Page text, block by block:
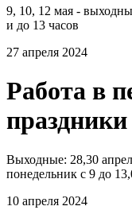
9, 10, 12 мая -
и до 13 часов
27 апреля 2024
Работа в
праздники
Выходные: 28,30
понедельник с 9 до
10 апреля 2024